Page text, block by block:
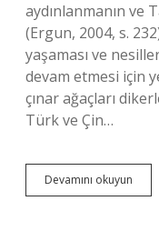
aydınlanmanın ve
(Ergun, 2004, s.
yaşaması ve
devam etmesi için
çınar ağaçları
Türk ve Çin…
Devamını okuyun
Ağacı